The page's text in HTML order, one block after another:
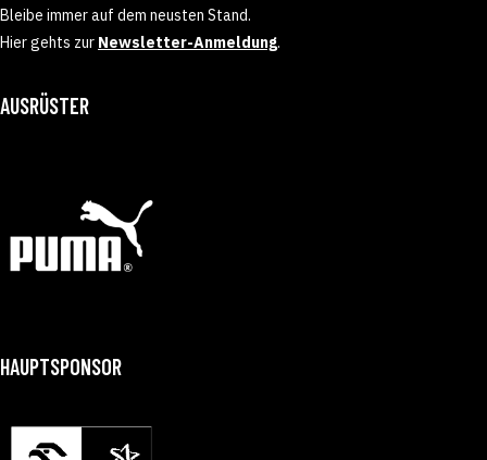
Bleibe immer auf dem neusten Stand.
Hier gehts zur Newsletter-Anmeldung.
AUSRÜSTER
HAUPTSPONSOR